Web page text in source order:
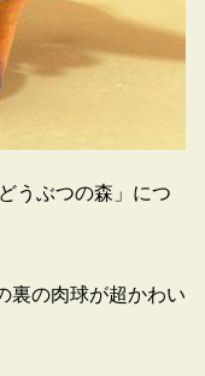
うぶつの森」につ
裏の肉球が超かわい